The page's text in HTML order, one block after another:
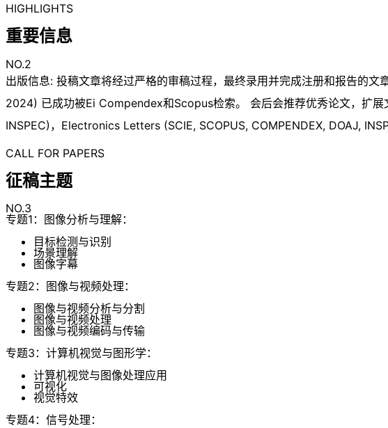
HIGHLIGHTS
重要信息
NO.2
出版信息: 投稿文章将经过严格的审稿过程，最终录用并完成注册和报告的
2024) 已成功被Ei Compendex和Scopus检索。 会后会推荐优秀论文，扩
INSPEC)，Electronics Letters (SCIE, SCOPUS, COMPENDEX, DOAJ,
CALL FOR PAPERS
征稿主题
NO.3
专题1：图像分析与理解：
目标检测与识别
场景理解
图像字幕
专题2：图像与视频处理：
图像与视频分析与分割
图像与视频处理
图像与视频编码与传输
专题3：计算机视觉与图形学：
计算机视觉与图像处理应用
可视化
视觉特效
专题4：信号处理：